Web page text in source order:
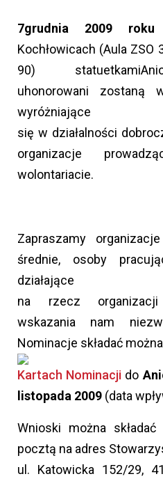
7grudnia 2009 roku
Kochłowicach (Aula
90) statuetkami
uhonorowani zostaną
wyróżniające
się w działalności
organizacje
wolontariacie.
Zapraszamy
średnie, osoby
działające
na rzecz
wskazania nam
Nominacje składać
Kartach Nominacji do
listopada 2009 (data
Wnioski można
pocztą na adres
ul. Katowicka 152/29,